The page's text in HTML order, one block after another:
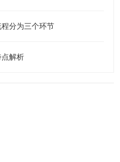
分为三个环节
解析